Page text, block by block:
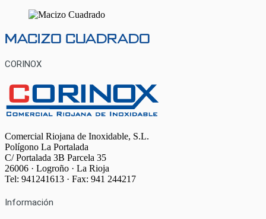
Macizo Cuadrado
CORINOX
Comercial Riojana de Inoxidable, S.L.
Polígono La Portalada
C/ Portalada 3B Parcela 35
26006 · Logroño · La Rioja
Tel: 941241613 · Fax: 941 244217
Información